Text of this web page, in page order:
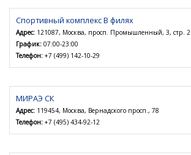
Спортивный комплекс В филях
Адрес: 121087, Москва, просп. Промышленный, 3, стр. 2
График: 07:00-23:00
Телефон: +7 (499) 142-10-29
МИРАЭ СК
Адрес: 119454, Москва, Вернадского просп., 78
Телефон: +7 (495) 434-92-12